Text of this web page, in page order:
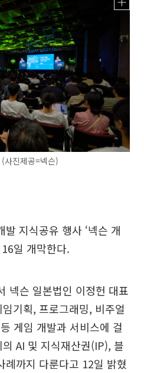
진제공=넥슨)
지식공유 행사 ‘넥슨 개
일 개막한다.
넥슨 일본법인 이정헌 대표
기획, 프로그래밍, 비주얼
게임 개발과 서비스에 걸
AI 및 지식재산권(IP), 블
례까지 다룬다고 12일 밝혔